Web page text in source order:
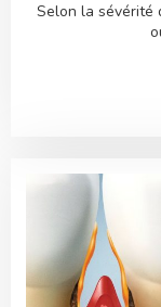
Selon la sévérité